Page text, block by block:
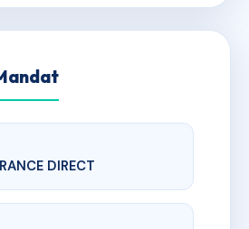
DIRECT